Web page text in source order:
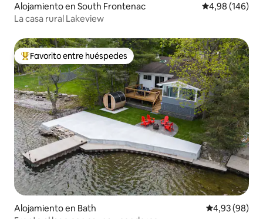
Alojamiento en South Frontenac Calificación
4,98 (146)
La casa rural Lakeview
Favorito entre los huéspedes más destacados
Favorito entre huéspedes
Alojamiento en Bath Calificación
4,93 (98)